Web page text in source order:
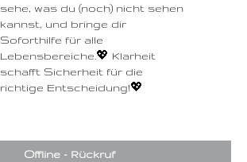
sehe, was du (noch) nicht sehen
kannst, und bringe dir
Soforthilfe für alle
Lebensbereiche.💖 Klarheit
schafft Sicherheit für die
richtige Entscheidung!💖
Offline - Rückruf